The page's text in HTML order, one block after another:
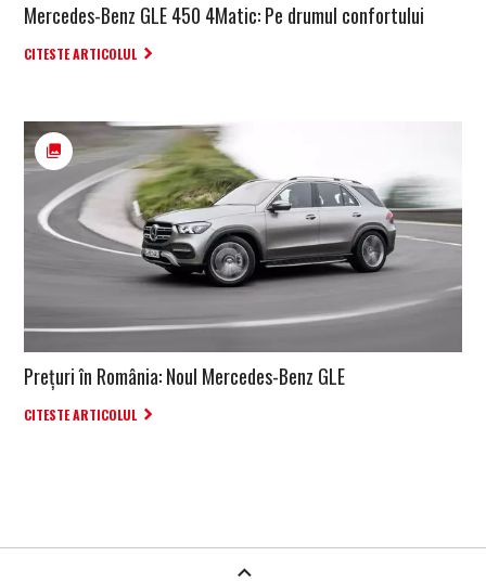
Mercedes-Benz GLE 450 4Matic: Pe drumul confortului
CITESTE ARTICOLUL
Prețuri în România: Noul Mercedes-Benz GLE
CITESTE ARTICOLUL